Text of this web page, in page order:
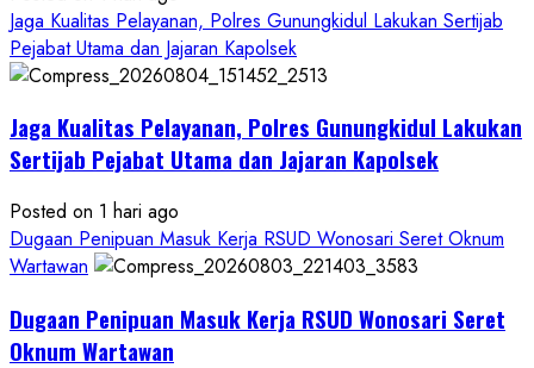
Jaga Kualitas Pelayanan, Polres Gunungkidul Lakukan Sertijab
Pejabat Utama dan Jajaran Kapolsek
Jaga Kualitas Pelayanan, Polres Gunungkidul Lakukan
Sertijab Pejabat Utama dan Jajaran Kapolsek
Posted on 1 hari ago
Dugaan Penipuan Masuk Kerja RSUD Wonosari Seret Oknum
Wartawan
Dugaan Penipuan Masuk Kerja RSUD Wonosari Seret
Oknum Wartawan